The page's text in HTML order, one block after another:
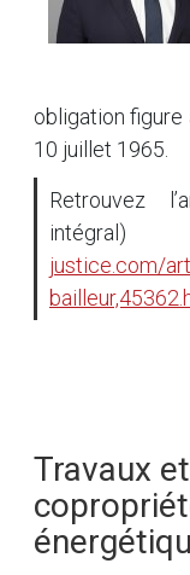
obligation figure
10 juillet 1965.
Retrouvez
justice.com/
Travaux